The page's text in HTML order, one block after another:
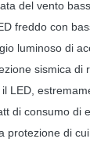
del vento
freddo con
luminoso di
sismica di
LED,
di consumo di
protezione di